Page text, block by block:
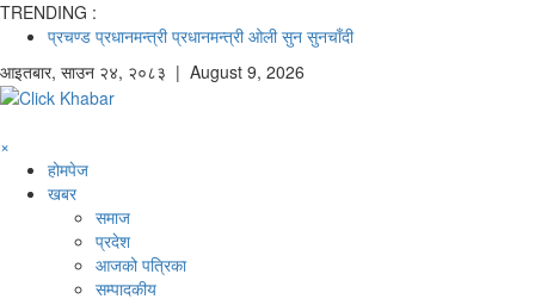
TRENDING :
प्रचण्ड प्रधानमन्त्री प्रधानमन्त्री ओली सुन सुनचाँदी
आइतबार, साउन २४, २०८३ | August 9, 2026
×
होमपेज
खबर
समाज
प्रदेश
आजको पत्रिका
सम्पादकीय